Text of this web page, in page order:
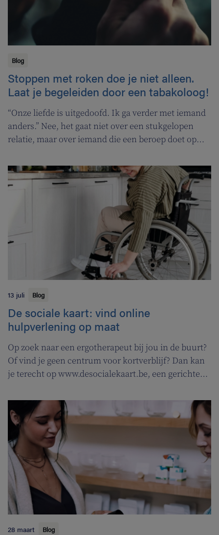
Blog
Stoppen met roken doe je niet alleen.
Laat je begeleiden door een tabakoloog!
“Onze liefde is uitgedoofd. Ik ga verder met iemand
anders.” Nee, het gaat niet over een stukgelopen
relatie, maar over iemand die een beroep doet op
Vlaamse overheid pakt uit met een nieuwe
campagne om rookstopbegeleiding door
13 juli Blog
De sociale kaart: vind online
hulpverlening op maat
Op zoek naar een ergotherapeut bij jou in de buurt?
Of vind je geen centrum voor kortverblijf? Dan kan
je terecht op www.desocialekaart.be, een gerichte
gezondheidszorg en welzijn. Heel handig voor zowel
patiënten als zorgverleners.
28 maart Blog